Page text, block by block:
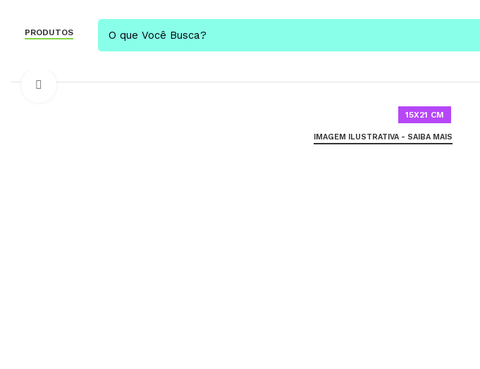
PRODUTOS
15X21 CM
Click to enlarge
IMAGEM ILUSTRATIVA - SAIBA MAIS